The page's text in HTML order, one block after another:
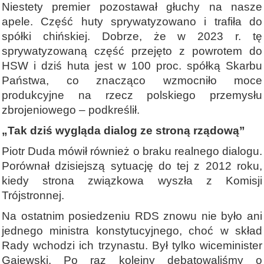
Niestety premier pozostawał głuchy na nasze
apele. Część huty sprywatyzowano i trafiła do
spółki chińskiej. Dobrze, że w 2023 r. tę
sprywatyzowaną część przejęto z powrotem do
HSW i dziś huta jest w 100 proc. spółką Skarbu
Państwa, co znacząco wzmocniło moce
produkcyjne na rzecz polskiego przemysłu
zbrojeniowego – podkreślił.
„Tak dziś wygląda dialog ze stroną rządową”
Piotr Duda mówił również o braku realnego dialogu.
Porównał dzisiejszą sytuację do tej z 2012 roku,
kiedy strona związkowa wyszła z Komisji
Trójstronnej.
Na ostatnim posiedzeniu RDS znowu nie było ani
jednego ministra konstytucyjnego, choć w skład
Rady wchodzi ich trzynastu. Był tylko wiceminister
Gajewski. Po raz kolejny debatowaliśmy o